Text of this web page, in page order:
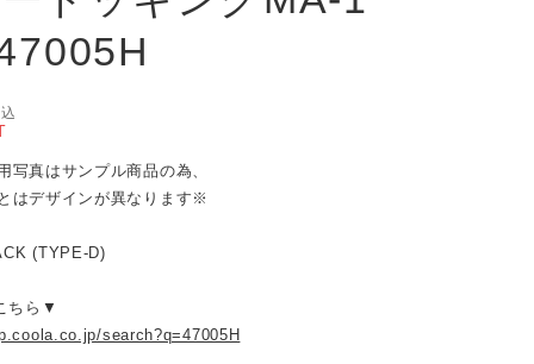
写真はサンプル商品の為、
はデザインが異なります※
(TYPE-D)
ちら▼
search?q=47005H